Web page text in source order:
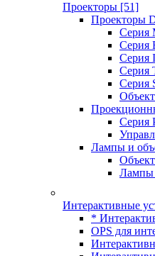
Проекторы [51]
Проекторы
Серия
Серия
Серия
Серия
Серия
Серия
Лампы и
Лампы
Интерактивные
*
OPS для